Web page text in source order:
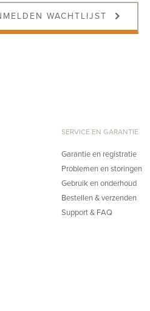
WACHTLIJST
SERVICE EN GARANTIE
Garantie en registratie
Problemen en storingen
Gebruik en onderhoud
Bestellen & verzenden
Support & FAQ